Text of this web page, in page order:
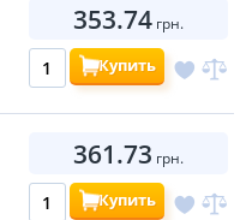
353.74 грн.
Купить
361.73 грн.
Купить